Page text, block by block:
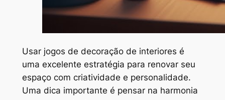
Usar jogos de decoração de interiores é
uma excelente estratégia para renovar seu
espaço com criatividade e personalidade.
Uma dica importante é pensar na harmonia